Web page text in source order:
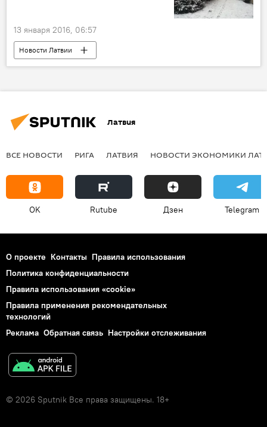
13 января 2016, 06:57
Новости Латвии
Январские снегопады в Латвии
Латвия
ВСЕ НОВОСТИ РИГА ЛАТВИЯ НОВОСТИ ЭКОНОМИКИ
OK Rutube Дзен Telegram
О проекте Контакты Правила использования
Политика конфиденциальности
Правила использования «cookie»
Правила применения рекомендательных
технологий
Реклама Обратная связь Настройки отслеживания
© 2026 Sputnik Все права защищены. 18+